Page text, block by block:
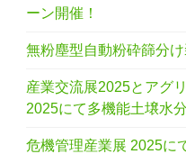
ーン開催！
無粉塵型自動粉砕篩分
産業交流展2025とアグ
2025にて多機能土壌水
危機管理産業展 2025に